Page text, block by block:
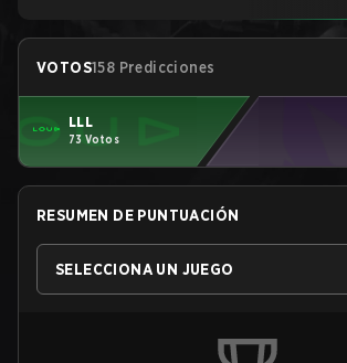
VOTOS158 Predicciones
LLL
73 Votos
RESUMEN DE PUNTUACIÓN
SELECCIONA UN JUEGO